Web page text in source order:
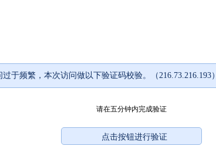
过于频繁，本次访问做以下验证码校验。（216.73.216.193）
请在五分钟内完成验证